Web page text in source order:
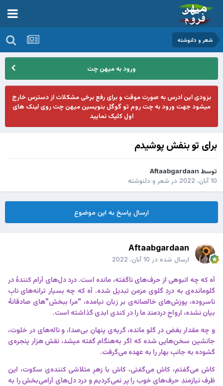
شعر و دلنوشته
ورود به میهن چت
بزودی این ادرس به صورت موقت و برای رفع برخی مشکلات از دسترس خارج
میشود جهت ورود به چت روم تو گوگل بنویسین میهن چت روی لینک های
اول کلیک نمایید
برای تو بنفش پوشیدم
توسط Aftaabgardaan
10 آبان، 2022
در شعر و دلنوشته
ارسال پاسخ به این موضوع
Aftaabgardaan
ارسال شده در 10 آبان، 2022
آه که چه انبوهی از حرف‌های ناگفته، مانده است. درد دل‌های آرام کنندهٔ در
گلومانده‌ی به دردِ گلوی مزمن تبدیل شده. آه که چه بسیار ترانه‌های نابِ
ناسروده، پوزش‌های خالصانه‌ی بر زبان نیامده، "مرا ببخش"های صادقانهٔ
بیان نشده، ارواحِ دردمند ما را در کندی ابدی گذاشته است.
و چه مقدار بغض در گلو مانده، گریه‌ی پنهانِ بی‌صدا، و ناله‌های در خلوت،
جانشین سخن‌هایی شده که اگر به‌هنگام گفته میشد، نقش هزار پنجره‌ی
گشوده به‌ جانبِ بهار را به عهده می‌گرفت.
کاش می‌گفتم، کاش می‌گفتی، کاش با زهرِ متلاشی کننده‌ی سکوت، این
ظرف نیازمندِ حرف‌های خوب را پر نمی‌کردیم و درد دل‌های آرامی‌بخش را به